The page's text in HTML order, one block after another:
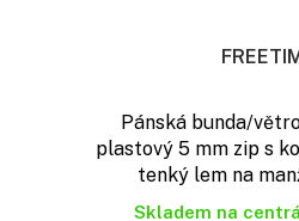
Pánská bunda/
plastový 5 mm zip s
tenký lem na
Skladem na